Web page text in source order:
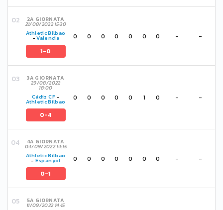
2A GIORNATA
21/08/2022 15:30
Athletic Bilbao
-Valencia
1-0
0 0 0 0 0 0 0 - -
3A GIORNATA
29/08/2022
18:00
Cádiz CF-
Athletic Bilbao
0-4
0 0 0 0 0 1 0 - -
4A GIORNATA
04/09/2022 14:15
Athletic Bilbao
- Espanyol
0-1
0 0 0 0 0 0 0 - -
5A GIORNATA
11/09/2022 14:15